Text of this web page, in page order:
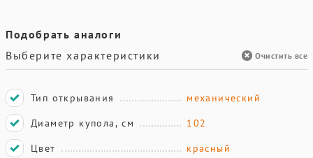
Подобрать аналоги
Выберите характеристики
Очистить все
Тип открывания
механический
Диаметр купола, см
102
Цвет
красный